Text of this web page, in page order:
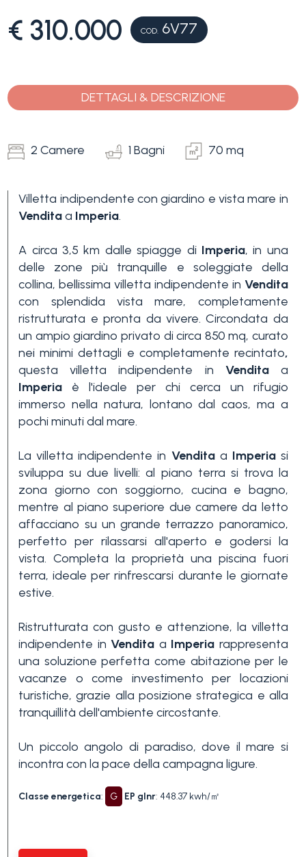
€ 310.000 COD. 6V77
DETTAGLI & DESCRIZIONE
2 Camere 1 Bagni 70 mq
Villetta indipendente con giardino e vista mare in
Venditaa Imperia.
A circa 3,5 km dalle spiagge di Imperia, in una
delle zone più tranquille e soleggiate della
collina, bellissima villetta indipendente in Vendita
con splendida vista mare, completamente
ristrutturata e pronta da vivere. Circondata da
un ampio giardino privato di circa 850 mq, curato
nei minimi dettagli e completamente recintato,
questa villetta indipendente in Venditaa
Imperia è l'ideale per chi cerca un rifugio
immerso nella natura, lontano dal caos, ma a
pochi minuti dal mare.
La villetta indipendente in Venditaa Imperiasi
sviluppa su due livelli: al piano terra si trova la
zona giorno con soggiorno, cucina e bagno,
mentre al piano superiore due camere da letto
affacciano su un grande terrazzo panoramico,
perfetto per rilassarsi all'aperto e godersi la
vista. Completa la proprietà una piscina fuori
terra, ideale per rinfrescarsi durante le giornate
estive.
Ristrutturata con gusto e attenzione, la villetta
indipendente in Vendita a Imperia rappresenta
una soluzione perfetta come abitazione per le
vacanze o come investimento per locazioni
turistiche, grazie alla posizione strategica e alla
tranquillità dell'ambiente circostante.
Un piccolo angolo di paradiso, dove il mare si
incontra con la pace della campagna ligure.
Classe energetica: G EP glnr: 448.37 kwh/㎡
Ricerca
multiscelta
Prezzo
Camere
minime
Qualsiasi
1
2
Altre
opzioni
-
multiscelta
Giardino
Balcone/Terrazzo